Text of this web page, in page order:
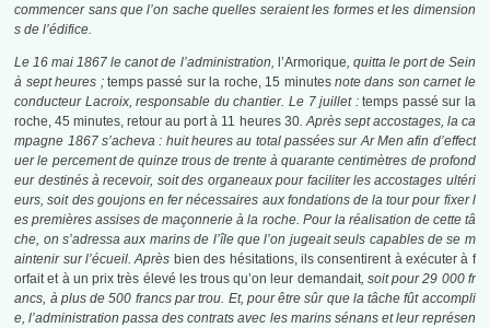
commencer sans que l’on sache quelles seraient les formes et les dimension
s de l’édifice.
Le 16 mai 1867 le canot de l’administration, l’Armorique, quitta le port de Sein
à sept heures ; temps passé sur la roche, 15 minutesnote dans son carnet le
conducteur Lacroix, responsable du chantier. Le 7 juillet :temps passé sur la
roche, 45 minutes, retour au port à 11 heures 30. Après sept accostages, la ca
mpagne 1867 s’acheva : huit heures au total passées sur Ar Men afin d’effect
uer le percement de quinze trous de trente à quarante centimètres de profond
eur destinés à recevoir, soit des organeaux pour faciliter les accostages ultéri
eurs, soit des goujons en fer nécessaires aux fondations de la tour pour fixer l
es premières assises de maçonnerie à la roche. Pour la réalisation de cette tâ
che, on s’adressa aux marins de l’île que l’on jugeait seuls capables de se m
aintenir sur l’écueil. Après bien des hésitations, ils consentirent à exécuter à f
orfait et à un prix très élevé les trous qu’on leur demandait, soit pour 29 000 fr
ancs, à plus de 500 francs par trou. Et, pour être sûr que la tâche fût accompli
e, l’administration passa des contrats avec les marins sénans et leur représen